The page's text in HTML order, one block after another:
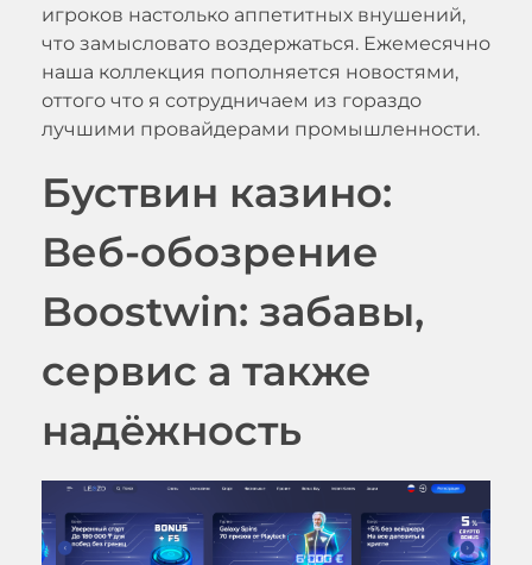
игроков настолько аппетитных внушений,
что замысловато воздержаться. Ежемесячно
наша коллекция пополняется новостями,
оттого что я сотрудничаем из гораздо
лучшими провайдерами промышленности.
Буствин казино:
Веб-обозрение
Boostwin: забавы,
сервис а также
надёжность